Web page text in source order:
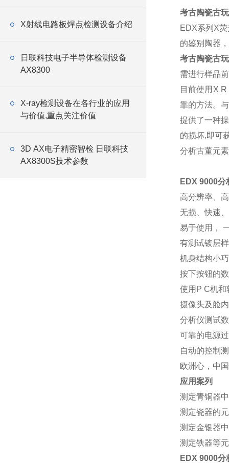
X射线电路板焊点检测设备介绍
日联科技电子半导体检测设备
AX8300
X-ray检测设备在各行业的应用
与价值,重点关注价值
3D AX电子精密智检 日联科技
AX8300S技术参数
考古陶瓷古
EDX系列X
的鉴别陶器
考古陶瓷古
需进行样品
目前使用X
靠的方法。
提供了一种
的损坏,即可
分析古董元
EDX 9000分
高分辨率、
无损、快速
易于使用，
有测试镀层
机身结构小
按下按钮的
使用P C机和
摄像头及舱
分析仪测试
可靠的电源
自动的控制
欧洲心，中
应用案列
测定青铜器
测定瓷器的
测定金银器
测定铁器等
EDX 9000分